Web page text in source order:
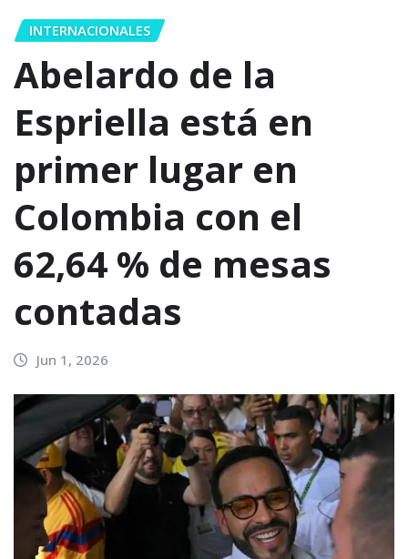
INTERNACIONALES
Abelardo de la
Espriella está en
primer lugar en
Colombia con el
62,64 % de mesas
contadas
Jun 1, 2026